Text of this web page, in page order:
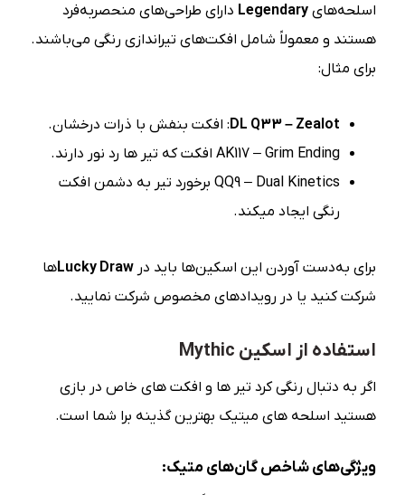
اسلحه‌هایLegendary دارای طراحی‌های منحصر‌به‌فرد
هستند و معمولاً شامل افکت‌های تیراندازی رنگی می‌باشند.
برای مثال:
DL Q33 – Zealot: افکت بنفش با ذرات درخشان.
AK117 – Grim Ending افکت که تیر ها رد نور دارند.
QQ9 – Dual Kinetics برخورد تیر به دشمن افکت
رنگی ایجاد میکند.
برای به‌دست آوردن این اسکین‌ها باید درLucky Draw‌ها
شرکت کنید یا در رویدادهای مخصوص شرکت نمایید.
استفاده از اسکین Mythic
اگر به دتبال رنگی کرد تیر ها و افکت های خاص در بازی
هستید اسلحه های میتیک بهترین گذینه برا شما است.
ویژگی‌های شاخص گان‌های متیک: